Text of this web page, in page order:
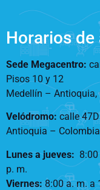
Horarios
Sede Megacentro:
Pisos 10 y 12
Medellín – Antioquia,
Velódromo: calle
Antioquia – Colombia
Lunes a jueves:
p. m.
Viernes:8:00 a. m. a